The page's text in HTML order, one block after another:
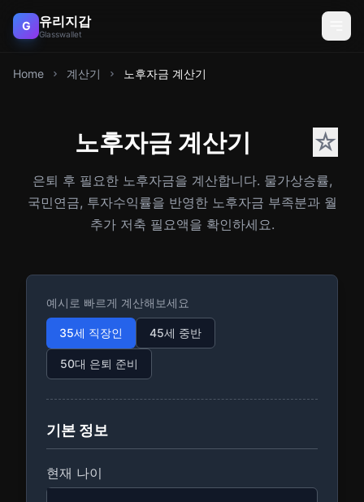
G 유리지갑
Glasswallet
Home 계산기 노후자금 계산기
노후자금 계산기 ☆
은퇴 후 필요한 노후자금을 계산합니다. 물가상승률,
국민연금, 투자수익률을 반영한 노후자금 부족분과 월
추가 저축 필요액을 확인하세요.
예시로 빠르게 계산해보세요
35세 직장인 45세 중반
50대 은퇴 준비
기본 정보
현재 나이